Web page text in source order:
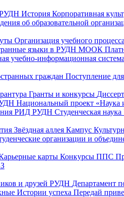
РУДН История Корпоративная
об образовательной
Организация учебного
языки в РУДН МООК
учебно-информационная
граждан Поступление
Гранты и конкурсы
Национальный проект «Наука
РИД РУДН Студенческая наука
Звёздная аллея Кампус
организации и
карты Конкурсы ППС
и друзей РУДН Департамент
Истории успеха Передай